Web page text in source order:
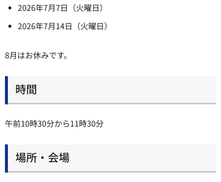
2026年7月7日（火曜日）
2026年7月14日（火曜日）
8月はお休みです。
時間
午前10時30分から11時30分
場所・会場